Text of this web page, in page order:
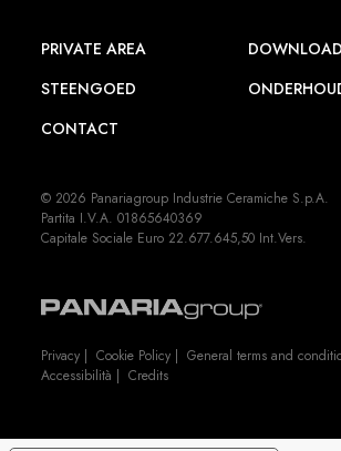
PRIVATE AREA
DOWNLOAD
STEENGOED
CONTACT
© 2026 Panariagroup Industrie Ceramiche S.p.A.
Partita I.V.A. 01865640369
Capitale Sociale Euro 22.677.645,50 Int.Vers.
Privacy |Cookie Policy |General terms and
Accessibilità |Credits